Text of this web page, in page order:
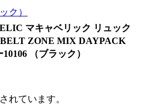
ク）
マキャベリック リュック
ZONE MIX DAYPACK
（ブラック）
れています。